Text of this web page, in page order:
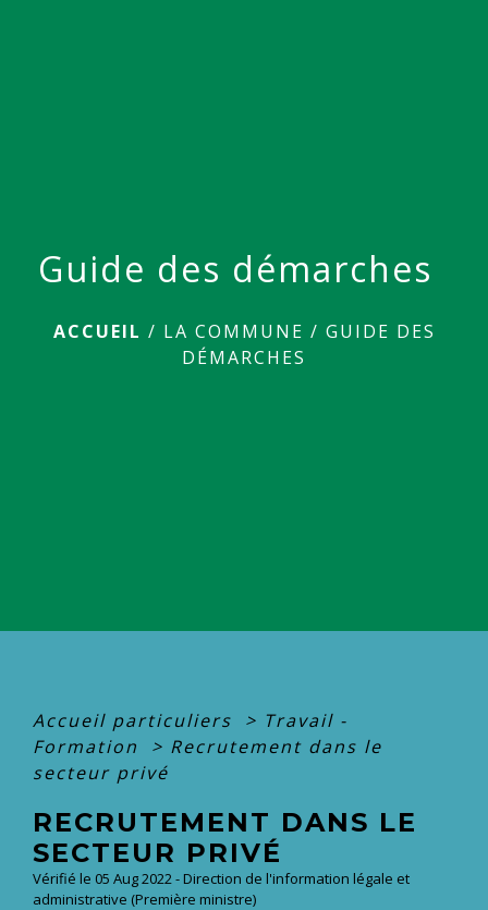
Guide des démarches
ACCUEIL / LA COMMUNE / GUIDE DES
DÉMARCHES
Accueil particuliers > Travail -
Formation
> Recrutement dans le
secteur privé
RECRUTEMENT DANS LE
SECTEUR PRIVÉ
Vérifié le 05 Aug 2022 - Direction de l'information légale et
administrative (Première ministre)